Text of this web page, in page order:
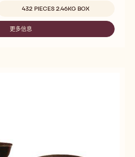
Beschikbare maten
432 PIECES 2.46KG BOX
更多信息
-